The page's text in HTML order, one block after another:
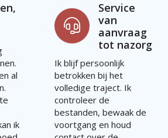
al
ik
Service
van
aanvraag
tot nazorg
Ik blijf persoonlijk
betrokken bij het
volledige traject. Ik
controleer de
bestanden, bewaak de
voortgang en houd